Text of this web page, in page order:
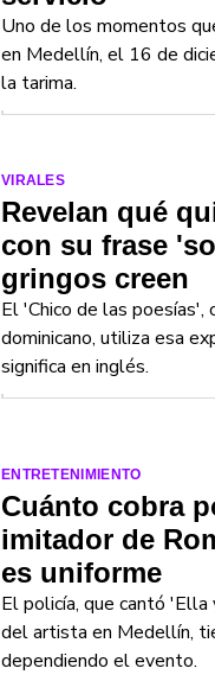
Uno de los momentos
en Medellín, el 16 de
la tarima.
VIRALES
Revelan qué
con su frase
gringos creen
El 'Chico de las
dominicano, utiliza esa
significa en inglés.
ENTRETENIMIENTO
Cuánto cobra
imitador de
es uniforme
El policía, que cantó
del artista en Medellín,
dependiendo el evento.